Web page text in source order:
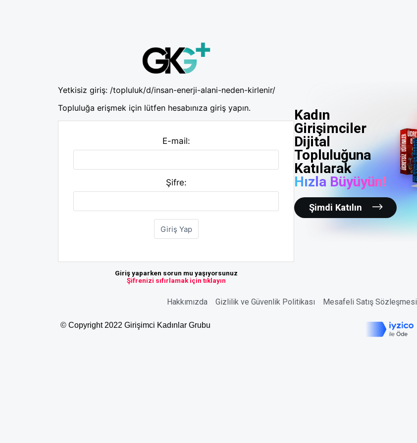
Yetkisiz giriş: /topluluk/d/insan-enerji-alani-neden-kirlenir/
Topluluğa erişmek için lütfen hesabınıza giriş yapın.
E-mail:
Şifre:
Giriş yaparken sorun mu yaşıyorsunuz
Şifrenizi sıfırlamak için tıklayın
Kadın
Girişimciler
Dijital
Topluluğuna
Katılarak
Hızla Büyüyün!
Şimdi Katılın
Hakkımızda Gizlilik ve Güvenlik Politikası Mesafeli Satış Sözleşmesi
© Copyright 2022 Girişimci Kadınlar Grubu